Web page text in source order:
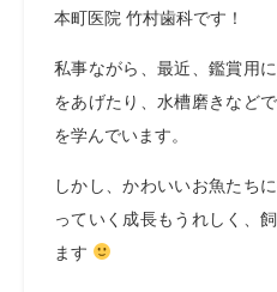
本町医院 竹村歯科です！
私事ながら、最近、鑑賞用
をあげたり、水槽磨きなど
を学んでいます。
しかし、かわいいお魚たち
っていく成長もうれしく、
ます